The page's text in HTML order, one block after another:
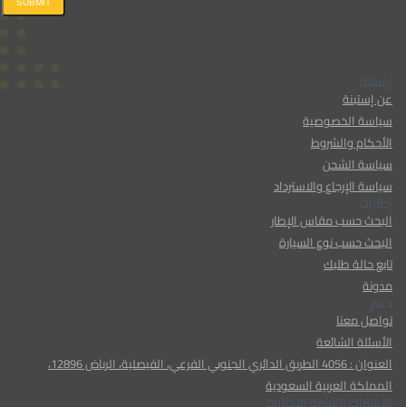
إستبنة
عن إستبنة
سياسة الخصوصية
الأحكام والشروط
سياسة الشحن
سياسة الإرجاع والاسترداد
إطارات
البحث حسب مقاس الإطار
البحث حسب نوع السيارة
تابع حالة طلبك
مدونة
دعم
تواصل معنا
الأسئلة الشائعة
العنوان : 4056 الطريق الدائري الجنوبي الفرعي، الفيصلية، الرياض 12896،
المملكة العربية السعودية
SUBMIT